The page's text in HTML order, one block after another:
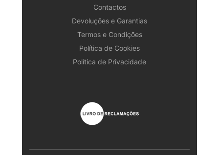
Contactos
Devoluções e Garantias
Termos e Condições
Política de Cookies
Política de Privacidade